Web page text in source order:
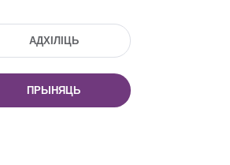
116
Беларусь, 220114
368 37 37, Факс: (+375 17)
АДХІЛІЦЬ
ПРЫНЯЦЬ